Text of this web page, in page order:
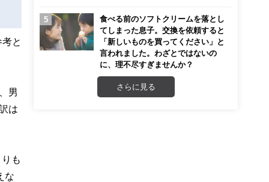
と
男
は
も
な
食べる前のソフトクリームを落とし
てしまった息子。交換を依頼すると
「新しいものを買ってください」と
言われました。わざとではないの
に、理不尽すぎませんか？
さらに見る